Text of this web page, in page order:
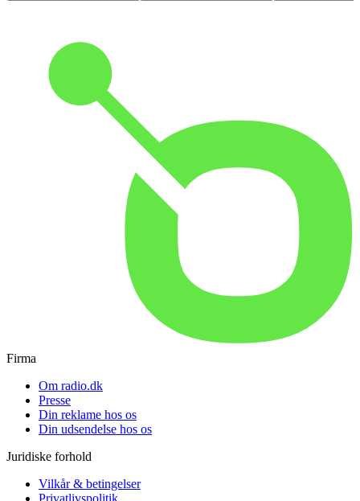
Firma
Om radio.dk
Presse
Din reklame hos os
Din udsendelse hos os
Juridiske forhold
Vilkår & betingelser
Privatlivspolitik